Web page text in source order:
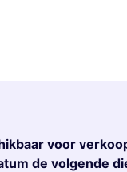
voor
de volgende